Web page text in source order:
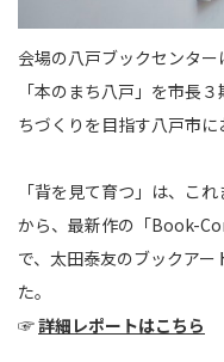
会場の八戸ブックセンター
「本のまち八戸」を市長
ちづくりを目指す八戸市に
「背を見て育つ」は、こ
から、最新作の「Book-
で、太田泰友のブックア
た。
☞詳細レポートはこちら